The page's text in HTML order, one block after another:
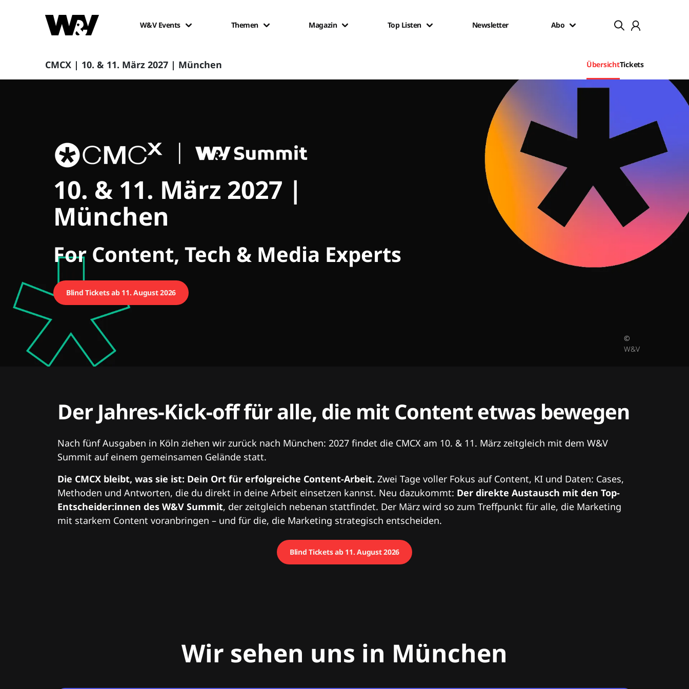
W&V Events Themen Magazin Top Listen Newsletter Abo
CMCX | 10. & 11. März 2027 | München ÜbersichtTickets
CMCX
10. & 11. März 2027 |
München
For Content, Tech & Media Experts
Blind Tickets ab 11. August 2026
©
W&V
Der Jahres-Kick-off für alle, die mit Content etwas bewegen
Nach fünf Ausgaben in Köln ziehen wir zurück nach München: 2027 findet die CMCX am 10. & 11. März zeitgleich mit dem W&V
Summit auf einem gemeinsamen Gelände statt.
Die CMCX bleibt, was sie ist: Dein Ort für erfolgreiche Content-Arbeit. Zwei Tage voller Fokus auf Content, KI und Daten: Cases,
Methoden und Antworten, die du direkt in deine Arbeit einsetzen kannst. Neu dazukommt: Der direkte Austausch mit den Top-
Entscheider:innen des W&V Summit, der zeitgleich nebenan stattfindet. Der März wird so zum Treffpunkt für alle, die Marketing
mit starkem Content voranbringen – und für die, die Marketing strategisch entscheiden.
Blind Tickets ab 11. August 2026
Wir sehen uns in München